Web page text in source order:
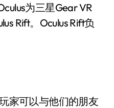
为三星Gear VR
Rift。Oculus Rift负
家可以与他们的朋友